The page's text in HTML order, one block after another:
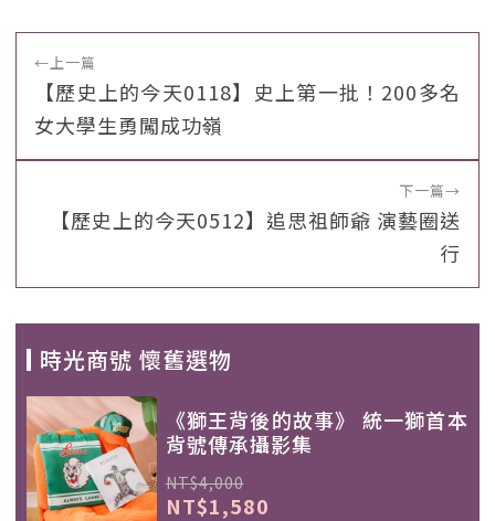
←上一篇
【歷史上的今天0118】史上第一批！200多名
女大學生勇闖成功嶺
下一篇→
【歷史上的今天0512】追思祖師爺 演藝圈送
行
時光商號 懷舊選物
《獅王背後的故事》 統一獅首本
背號傳承攝影集
NT$4,000
NT$1,580